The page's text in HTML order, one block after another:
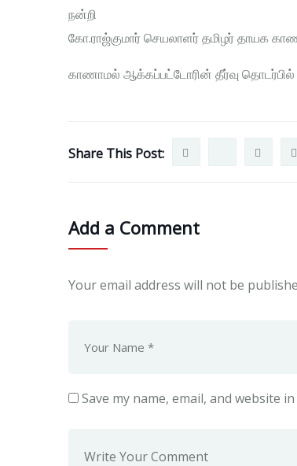
நன்றி
கோ.ராஜ்குமார் செயலாளர் தமிழர் தாயக
காணாமல் ஆக்கப்பட்டோரின் தீர்வு தொடர்பில்
Share This Post:
Add a Comment
Your email address will not be
Save my name, email, and website